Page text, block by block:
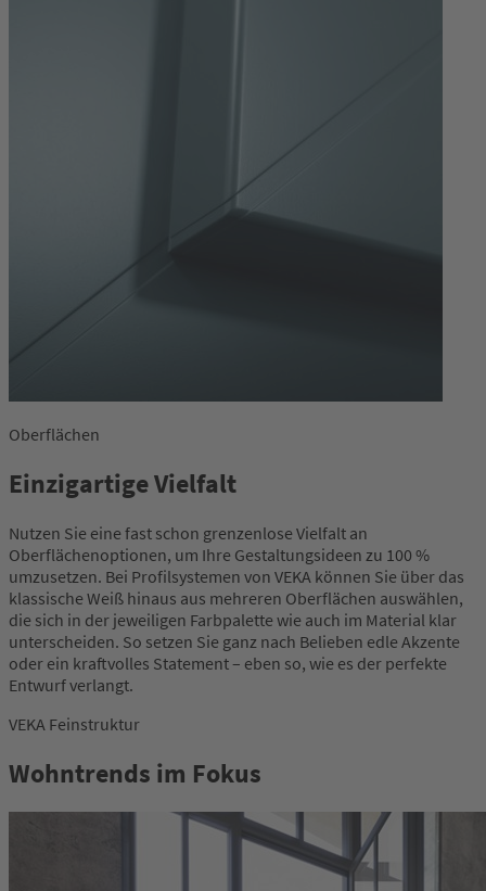
Oberflächen
Einzigartige Vielfalt
Nutzen Sie eine fast schon grenzenlose Vielfalt an
Oberflächenoptionen, um Ihre Gestaltungsideen zu 100 %
umzusetzen. Bei Profilsystemen von VEKA können Sie über das
klassische Weiß hinaus aus mehreren Oberflächen auswählen,
die sich in der jeweiligen Farbpalette wie auch im Material klar
unterscheiden. So setzen Sie ganz nach Belieben edle Akzente
oder ein kraftvolles Statement – eben so, wie es der perfekte
Entwurf verlangt.
VEKA Feinstruktur
Wohntrends im Fokus